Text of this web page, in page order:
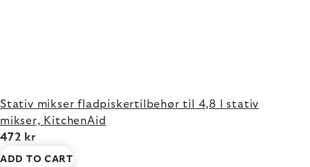
Stativ mikser fladpiskertilbehør til 4,8 l stativ
mikser, KitchenAid
472 kr
ADD TO CART